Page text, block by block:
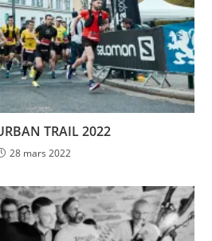
TRAIL 2022
28 mars 2022